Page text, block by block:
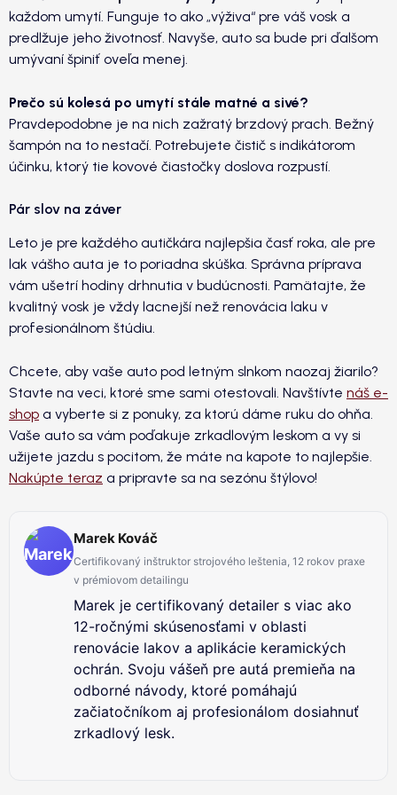
každom umytí. Funguje to ako „výživa“ pre váš vosk a
predlžuje jeho životnosť. Navyše, auto sa bude pri ďalšom
umývaní špiniť oveľa menej.
Prečo sú kolesá po umytí stále matné a sivé?
Pravdepodobne je na nich zažratý brzdový prach. Bežný
šampón na to nestačí. Potrebujete čistič s indikátorom
účinku, ktorý tie kovové čiastočky doslova rozpustí.
Pár slov na záver
Leto je pre každého autičkára najlepšia časť roka, ale pre
lak vášho auta je to poriadna skúška. Správna príprava
vám ušetrí hodiny drhnutia v budúcnosti. Pamätajte, že
kvalitný vosk je vždy lacnejší než renovácia laku v
profesionálnom štúdiu.
Chcete, aby vaše auto pod letným slnkom naozaj žiarilo?
Stavte na veci, ktoré sme sami otestovali. Navštívte náš e-
shop a vyberte si z ponuky, za ktorú dáme ruku do ohňa.
Vaše auto sa vám poďakuje zrkadlovým leskom a vy si
užijete jazdu s pocitom, že máte na kapote to najlepšie.
Nakúpte teraz a pripravte sa na sezónu štýlovo!
Marek Kováč
Certifikovaný inštruktor strojového leštenia, 12 rokov praxe
v prémiovom detailingu
Marek je certifikovaný detailer s viac ako
12-ročnými skúsenosťami v oblasti
renovácie lakov a aplikácie keramických
ochrán. Svoju vášeň pre autá premieňa na
odborné návody, ktoré pomáhajú
začiatočníkom aj profesionálom dosiahnuť
zrkadlový lesk.